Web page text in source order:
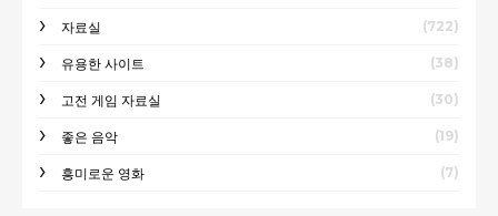
자료실 (722)
유용한 사이트 (38)
고전 게임 자료실 (30)
좋은 음악 (19)
흥미로운 영화 (7)